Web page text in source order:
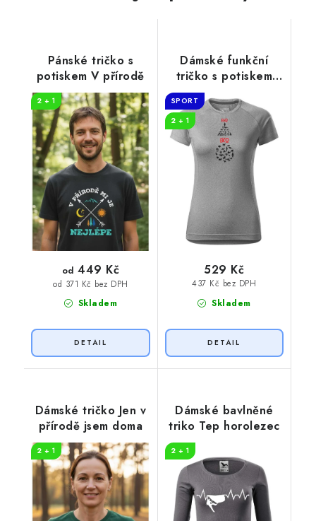
Pánské tričko s
potiskem V přírodě
2 + 1
Skladem
od 371 Kč bez DPH
od 449 Kč
Dámské funkční
tričko s potiskem
EGO EKO
SPORT
2 + 1
Skladem
437 Kč bez DPH
529 Kč
Dámské tričko Jen v
přírodě jsem doma
2 + 1
Dámské bavlněné
triko Tep horolezec
2 + 1